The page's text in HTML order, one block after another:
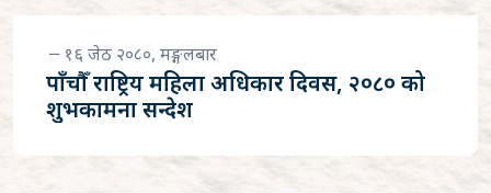
१६ जेठ २०८०, मङ्गलबार
पाँचौँ राष्ट्रिय महिला अधिकार दिवस, २०८० को
शुभकामना सन्देश